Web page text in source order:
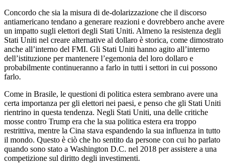
Concordo che sia la misura di de-dolarizzazione che il discorso
antiamericano tendano a generare reazioni e dovrebbero anche avere
un impatto sugli elettori degli Stati Uniti. Almeno la resistenza degli
Stati Uniti nel creare alternative al dollaro è storica, come dimostrato
anche all’interno del FMI. Gli Stati Uniti hanno agito all’interno
dell’istituzione per mantenere l’egemonia del loro dollaro e
probabilmente continueranno a farlo in tutti i settori in cui possono
farlo.
Come in Brasile, le questioni di politica estera sembrano avere una
certa importanza per gli elettori nei paesi, e penso che gli Stati Uniti
rientrino in questa tendenza. Negli Stati Uniti, una delle critiche
mosse contro Trump era che la sua politica estera era troppo
restrittiva, mentre la Cina stava espandendo la sua influenza in tutto
il mondo. Questo è ciò che ho sentito da persone con cui ho parlato
quando sono stato a Washington D.C. nel 2018 per assistere a una
competizione sul diritto degli investimenti.